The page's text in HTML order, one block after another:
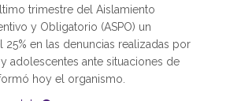
trimestre del Aislamiento
y Obligatorio (ASPO) un
25% en las denuncias realizadas por
adolescentes ante situaciones de
hoy el organismo.